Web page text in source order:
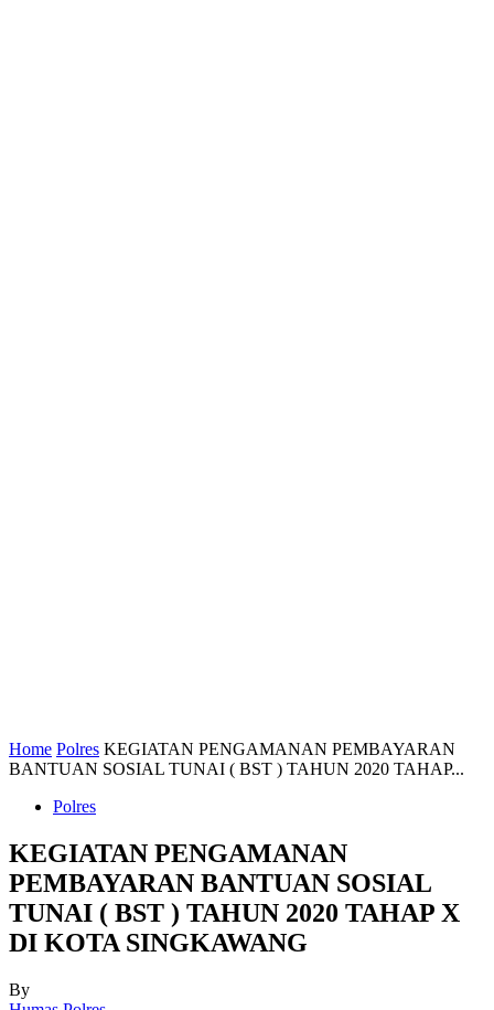
Home Polres KEGIATAN PENGAMANAN PEMBAYARAN
BANTUAN SOSIAL TUNAI ( BST ) TAHUN 2020 TAHAP...
Polres
KEGIATAN PENGAMANAN
PEMBAYARAN BANTUAN SOSIAL
TUNAI ( BST ) TAHUN 2020 TAHAP X
DI KOTA SINGKAWANG
By